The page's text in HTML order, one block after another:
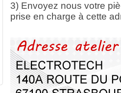
3) Envoyez nous votre
prise en charge à cette